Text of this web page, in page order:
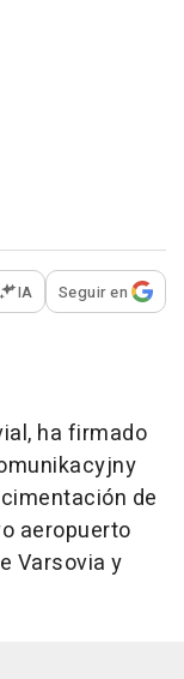
opciones para
IA Seguir en
ha firmado
de
aeropuerto
Varsovia y